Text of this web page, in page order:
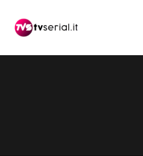
navigazione
contenuto
barra
primaria